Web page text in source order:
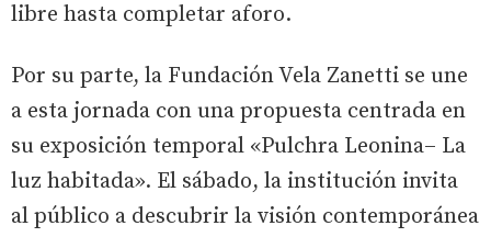
libre hasta completar aforo.
Por su parte, la Fundación Vela Zanetti se une
a esta jornada con una propuesta centrada en
su exposición temporal «Pulchra Leonina– La
luz habitada». El sábado, la institución invita
al público a descubrir la visión contemporánea